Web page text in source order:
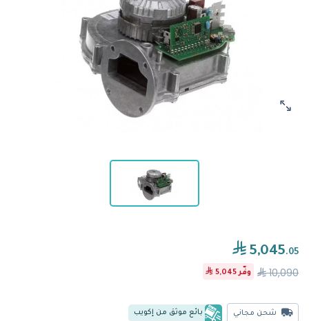
5,045.05
10,090 وفّر5,045
شحن مجاني بائع موثق من إكويب